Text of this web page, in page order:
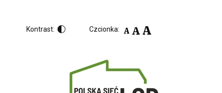
Kontrast: Czcionka: A A A